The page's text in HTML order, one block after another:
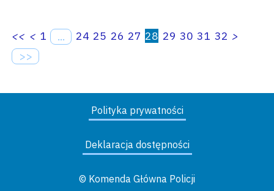
<< < 1 ... 24 25 26 27 28 29 30 31 32 >
>>
Polityka prywatności
Deklaracja dostępności
© Komenda Główna Policji